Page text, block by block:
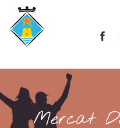
Mercat